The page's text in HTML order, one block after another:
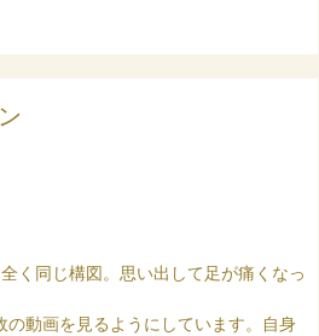
く同じ構図。思い出して足が痛くなっ
動画を見るようにしています。自身